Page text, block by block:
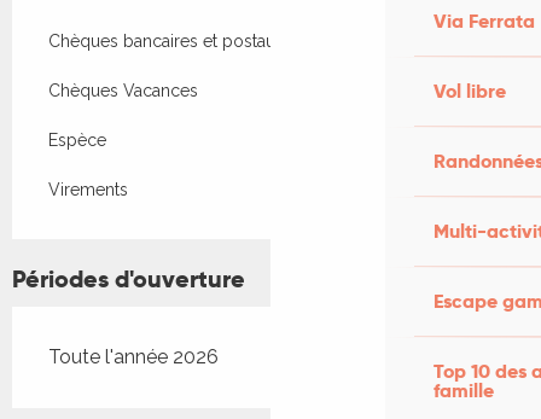
Via Ferrata
Vol libre
Multi-
Escape
Top 10 des
famille
Chèques bancaires et postaux
Chèques Vacances
Espèce
Virements
Périodes d'ouverture
Toute l'année 2026